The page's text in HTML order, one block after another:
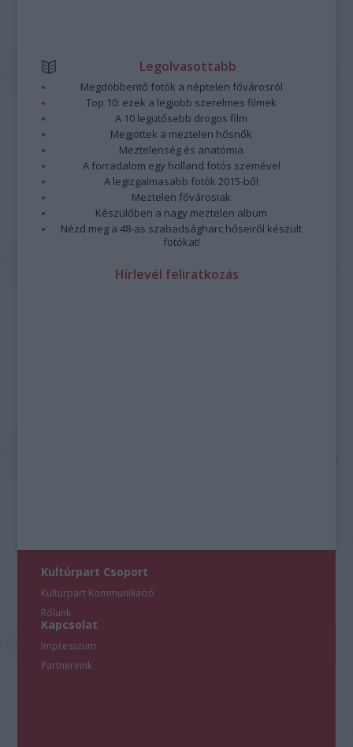
Legolvasottabb
Megdöbbentő fotók a néptelen fővárosról
Top 10: ezek a legjobb szerelmes filmek
A 10 legütősebb drogos film
Megjöttek a meztelen hősnők
Meztelenség és anatómia
A forradalom egy holland fotós szemével
A legizgalmasabb fotók 2015-ből
Meztelen fővárosiak
Készülőben a nagy meztelen album
Nézd meg a 48-as szabadságharc hőseiről készült
fotókat!
Hírlevél feliratkozás
Kultúrpart Csoport
Kultúrpart Kommunikáció
Rólunk
Kapcsolat
Impresszum
Partnereink